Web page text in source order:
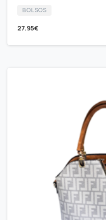
BOLSOS
27.95€